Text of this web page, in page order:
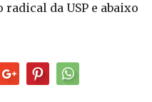
da USP e abaixo